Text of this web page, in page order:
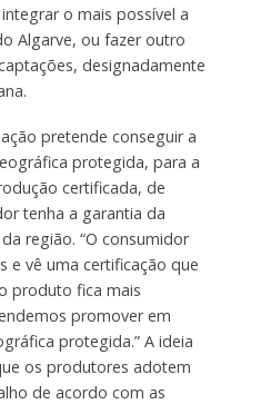
o mais possível a
Algarve, ou fazer outro
designadamente
pretende conseguir a
protegida, para a
certificada, de
tenha a garantia da
região. “O consumidor
e vê uma certificação que
produto fica mais
promover em
protegida.” A ideia
os produtores adotem
de acordo com as